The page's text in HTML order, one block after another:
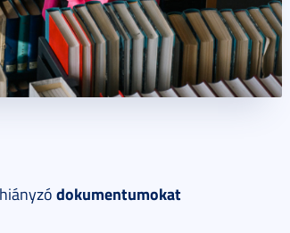
dokumentumokat